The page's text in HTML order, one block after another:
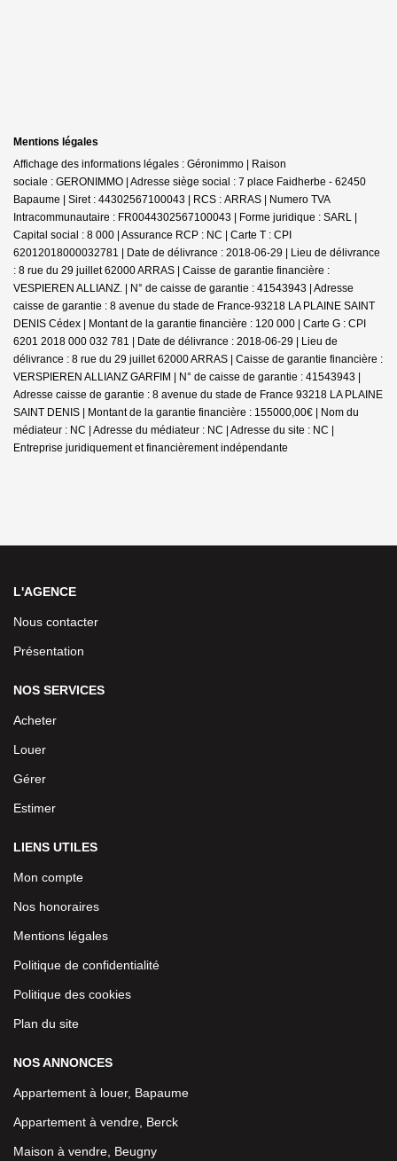
Mentions légales
Affichage des informations légales : Géronimmo | Raison
sociale : GERONIMMO | Adresse siège social : 7 place Faidherbe - 62450
Bapaume | Siret : 44302567100043 | RCS : ARRAS | Numero TVA
Intracommunautaire : FR0044302567100043 | Forme juridique : SARL |
Capital social : 8 000 | Assurance RCP : NC | Carte T : CPI
62012018000032781 | Date de délivrance : 2018-06-29 | Lieu de délivrance
: 8 rue du 29 juillet 62000 ARRAS | Caisse de garantie financière :
VESPIEREN ALLIANZ. | N° de caisse de garantie : 41543943 | Adresse
caisse de garantie : 8 avenue du stade de France-93218 LA PLAINE SAINT
DENIS Cédex | Montant de la garantie financière : 120 000 | Carte G : CPI
6201 2018 000 032 781 | Date de délivrance : 2018-06-29 | Lieu de
délivrance : 8 rue du 29 juillet 62000 ARRAS | Caisse de garantie financière :
VERSPIEREN ALLIANZ GARFIM | N° de caisse de garantie : 41543943 |
Adresse caisse de garantie : 8 avenue du stade de France 93218 LA PLAINE
SAINT DENIS | Montant de la garantie financière : 155000,00€ | Nom du
médiateur : NC | Adresse du médiateur : NC | Adresse du site : NC |
Entreprise juridiquement et financièrement indépendante
L'AGENCE
Nous contacter
Présentation
NOS SERVICES
Acheter
Louer
Gérer
Estimer
LIENS UTILES
Mon compte
Nos honoraires
Mentions légales
Politique de confidentialité
Politique des cookies
Plan du site
NOS ANNONCES
Appartement à louer, Bapaume
Appartement à vendre, Berck
Maison à vendre, Beugny